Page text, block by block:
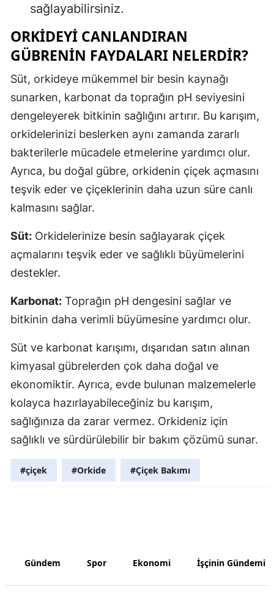
Siirt
Sinop
Sivas
Tekirdağ
Tokat
Tunceli
Van
Yozgat
Aksaray
Bayburt
Karaman
Ardahan
sağlayabilirsiniz.
ORKIDEYI CANLANDIRAN
GÜBRENIN FAYDALARI NELERDIR?
Süt, orkideye mükemmel bir besin kaynağı
sunarken, karbonat da toprağın pH seviyesini
dengeleyerek bitkinin sağlığını artırır. Bu karışım,
orkidelerinizi beslerken aynı zamanda zararlı
bakterilerle mücadele etmelerine yardımcı olur.
Ayrıca, bu doğal gübre, orkidenin çiçek açmasını
teşvik eder ve çiçeklerinin daha uzun süre canlı
kalmasını sağlar.
Süt: Orkidelerinize besin sağlayarak çiçek
açmalarını teşvik eder ve sağlıklı büyümelerini
destekler.
Karbonat: Toprağın pH dengesini sağlar ve
bitkinin daha verimli büyümesine yardımcı olur.
Süt ve karbonat karışımı, dışarıdan satın alınan
kimyasal gübrelerden çok daha doğal ve
ekonomiktir. Ayrıca, evde bulunan malzemelerle
kolayca hazırlayabileceğiniz bu karışım,
sağlığınıza da zarar vermez. Orkideniz için
sağlıklı ve sürdürülebilir bir bakım çözümü sunar.
#çiçek #Orkide #Çiçek Bakımı
Gündem Spor Ekonomi İşçinin Gündemi